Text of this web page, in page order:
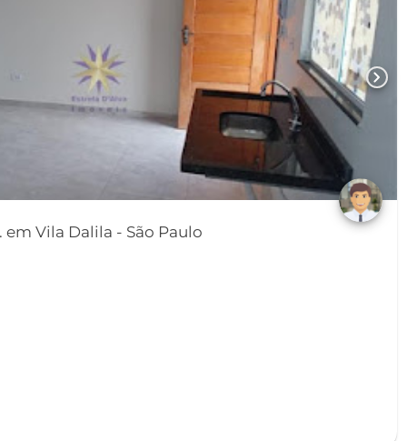
chevron_right
Apartamento 02 Dorm. em Vila Dalila - São Paulo